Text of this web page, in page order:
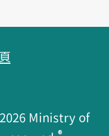
Ministry of